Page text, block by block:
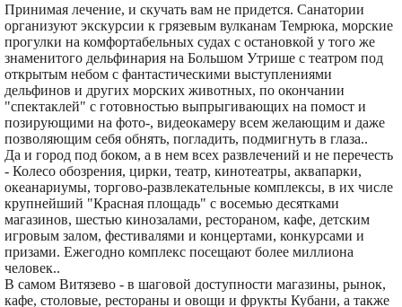
Принимая лечение, и скучать вам не придется. Санатории
организуют экскурсии к грязевым вулканам Темрюка, морские
прогулки на комфортабельных судах с остановкой у того же
знаменитого дельфинария на Большом Утрише с театром под
открытым небом с фантастическими выступлениями
дельфинов и других морских животных, по окончании
"спектаклей" с готовностью выпрыгивающих на помост и
позирующими на фото-, видеокамеру всем желающим и даже
позволяющим себя обнять, погладить, подмигнуть в глаза..
Да и город под боком, а в нем всех развлечений и не перечесть
- Колесо обозрения, цирки, театр, кинотеатры, аквапарки,
океанариумы, торгово-развлекательные комплексы, в их числе
крупнейший "Красная площадь" с восемью десятками
магазинов, шестью кинозалами, рестораном, кафе, детским
игровым залом, фестивалями и концертами, конкурсами и
призами. Ежегодно комплекс посещают более миллиона
человек..
В самом Витязево - в шаговой доступности магазины, рынок,
кафе, столовые, рестораны и овощи и фрукты Кубани, а также